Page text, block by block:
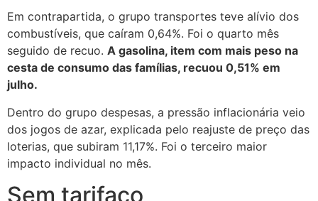
Em contrapartida, o grupo transportes teve alívio dos
combustíveis, que caíram 0,64%. Foi o quarto mês
seguido de recuo. A gasolina, item com mais peso na
cesta de consumo das famílias, recuou 0,51% em
julho.
Dentro do grupo despesas, a pressão inflacionária veio
dos jogos de azar, explicada pelo reajuste de preço das
loterias, que subiram 11,17%. Foi o terceiro maior
impacto individual no mês.
Sem tarifaço